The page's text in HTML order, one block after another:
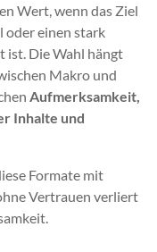
Wert, wenn das Ziel
oder einen stark
ist. Die Wahl hängt
Makro und
Aufmerksamkeit,
Inhalte und
Formate mit
Vertrauen verliert